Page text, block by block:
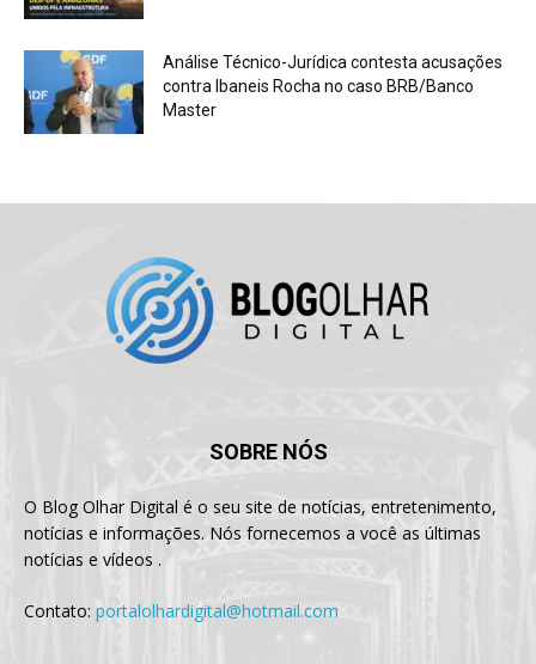
Análise Técnico-Jurídica contesta acusações
contra Ibaneis Rocha no caso BRB/Banco
Master
SOBRE NÓS
O Blog Olhar Digital é o seu site de notícias, entretenimento,
notícias e informações. Nós fornecemos a você as últimas
notícias e vídeos .
Contato: portalolhardigital@hotmail.com